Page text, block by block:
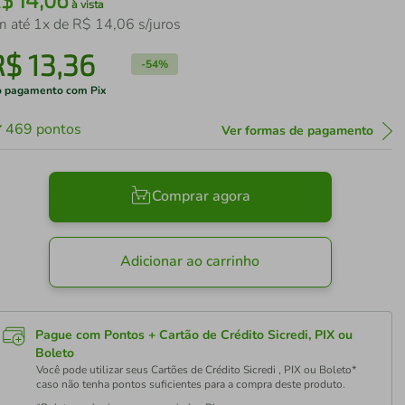
à vista
até 1x de R$ 14,06 s/juros
13,36 -54%
pagamento com Pix
469 pontos Ver formas de pagamento
Comprar agora
Adicionar ao carrinho
Pague com Pontos + Cartão de Crédito Sicredi, PIX ou
Boleto
Você pode utilizar seus Cartões de Crédito Sicredi , PIX ou Boleto*
caso não tenha pontos suficientes para a compra deste produto.